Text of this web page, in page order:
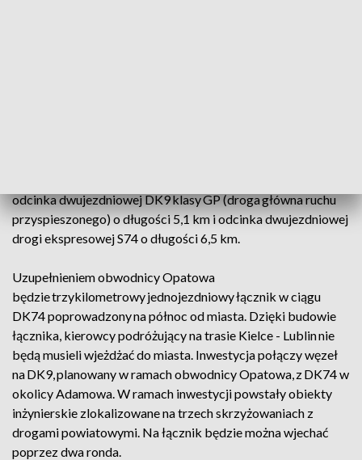
odcinka dwujezdniowej DK9 klasy GP (droga główna ruchu
przyspieszonego) o długości 5,1 km i odcinka dwujezdniowej
drogi ekspresowej S74 o długości 6,5 km.
Uzupełnieniem obwodnicy Opatowa
będzie trzykilometrowy jednojezdniowy łącznik w ciągu
DK74 poprowadzony na północ od miasta. Dzięki budowie
łącznika, kierowcy podróżujący na trasie Kielce - Lublin nie
będą musieli wjeżdżać do miasta. Inwestycja połączy węzeł
na DK9, planowany w ramach obwodnicy Opatowa, z DK74 w
okolicy Adamowa. W ramach inwestycji powstały obiekty
inżynierskie zlokalizowane na trzech skrzyżowaniach z
drogami powiatowymi. Na łącznik będzie można wjechać
poprzez dwa ronda.